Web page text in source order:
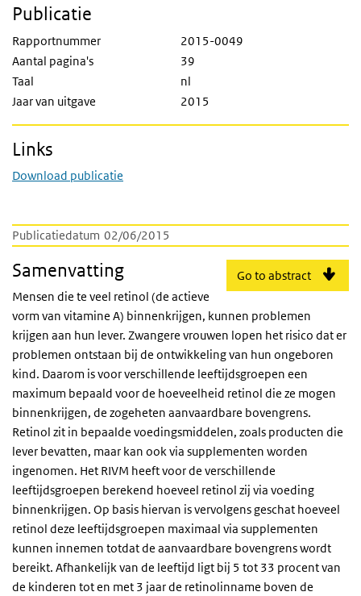
Publicatiedatum 02/06/2015
Go to abstract
Samenvatting
Mensen die te veel retinol (de actieve
vorm van vitamine A) binnenkrijgen, kunnen problemen
krijgen aan hun lever. Zwangere vrouwen lopen het risico dat er
problemen ontstaan bij de ontwikkeling van hun ongeboren
kind. Daarom is voor verschillende leeftijdsgroepen een
maximum bepaald voor de hoeveelheid retinol die ze mogen
binnenkrijgen, de zogeheten aanvaardbare bovengrens.
Retinol zit in bepaalde voedingsmiddelen, zoals producten die
lever bevatten, maar kan ook via supplementen worden
ingenomen. Het RIVM heeft voor de verschillende
leeftijdsgroepen berekend hoeveel retinol zij via voeding
binnenkrijgen. Op basis hiervan is vervolgens geschat hoeveel
retinol deze leeftijdsgroepen maximaal via supplementen
kunnen innemen totdat de aanvaardbare bovengrens wordt
bereikt. Afhankelijk van de leeftijd ligt bij 5 tot 33 procent van
de kinderen tot en met 3 jaar de retinolinname boven de
Publicatie
Rapportnummer
2015-0049
Aantal pagina's
39
Taal
nl
Jaar van uitgave
2015
Links
Download publicatie